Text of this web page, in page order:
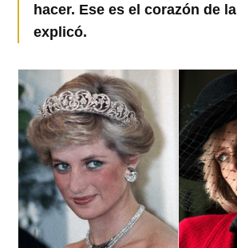
hacer. Ese es el corazón de
explicó.